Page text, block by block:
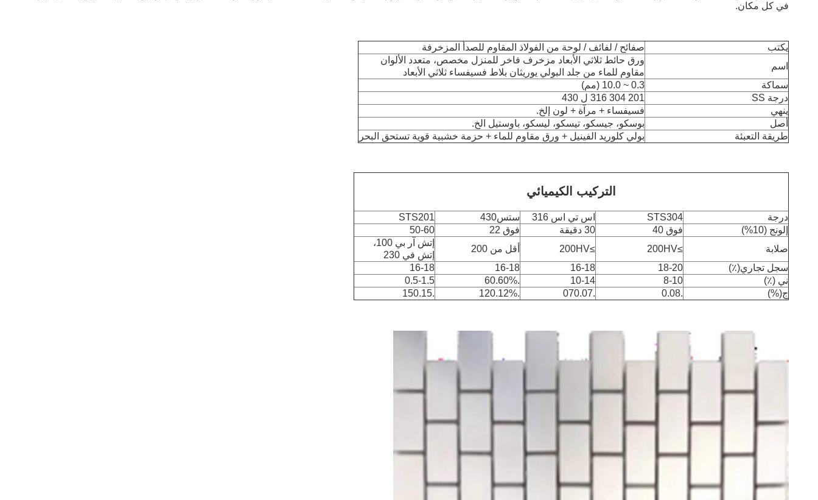
في كل مكان.
يكتب
صفائح / لفائف / لوحة من الفولاذ المقاوم للصدأ المزخرفة
اسم
ورق حائط ثلاثي الأبعاد مزخرف فاخر للمنزل مخصص، متعدد الألوان
مقاوم للماء من جلد البولي يوريثان بلاط فسيفساء ثلاثي الأبعاد
سماكة
0.3 ~ 10.0 (مم)
درجة SS
201 304 316 ل 430
ينهي
فسيفساء + مرآة + لون إلخ.
أصل
بوسكو، جيسكو، تيسكو، ليسكو، باوستيل الخ.
طريقة التعبئة
بولي كلوريد الفينيل + ورق مقاوم للماء + حزمة خشبية قوية تستحق البحر
التركيب الكيميائي
درجة STS304 اس تي اس 316 ستس430
STS201
إلونج (10%)
فوق 40 30 دقيقة فوق 22
50-60
صلابة
≥200HV
≥200HV أقل من 200
إتش آر بي 100،
إتش في 230
سجل تجاري(٪)
18-20
16-18
16-18
16-18
ني (٪)
8-10
10-14
.60.60%
0.5-1.5
ج(%)
.0.08
.070.07
.120.12%
.150.15